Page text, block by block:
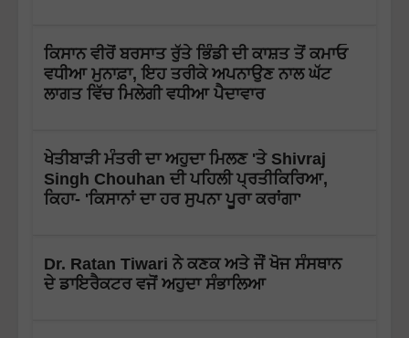
ਕਿਸਾਨ ਵੀਰੋਂ ਬਰਸਾਤ ਰੁੱਤੇ ਭਿੰਡੀ ਦੀ ਕਾਸ਼ਤ ਤੋਂ ਕਮਾਓ
ਵਧੀਆ ਮੁਨਾਫ਼ਾ, ਇਹ ਤਰੀਕੇ ਅਪਨਾਉਣ ਨਾਲ ਘੱਟ
ਲਾਗਤ ਵਿੱਚ ਮਿਲੇਗੀ ਵਧੀਆ ਪੈਦਾਵਾਰ
ਖੇਤੀਬਾੜੀ ਮੰਤਰੀ ਦਾ ਅਹੁਦਾ ਮਿਲਣ 'ਤੇ Shivraj
Singh Chouhan ਦੀ ਪਹਿਲੀ ਪ੍ਰਤੀਕਿਰਿਆ,
ਕਿਹਾ- 'ਕਿਸਾਨਾਂ ਦਾ ਹਰ ਸੁਪਨਾ ਪੂਰਾ ਕਰਾਂਗਾ'
Dr. Ratan Tiwari ਨੇ ਕਣਕ ਅਤੇ ਜੌਂ ਖੋਜ ਸੰਸਥਾਨ
ਦੇ ਡਾਇਰੈਕਟਰ ਵਜੋਂ ਅਹੁਦਾ ਸੰਭਾਲਿਆ